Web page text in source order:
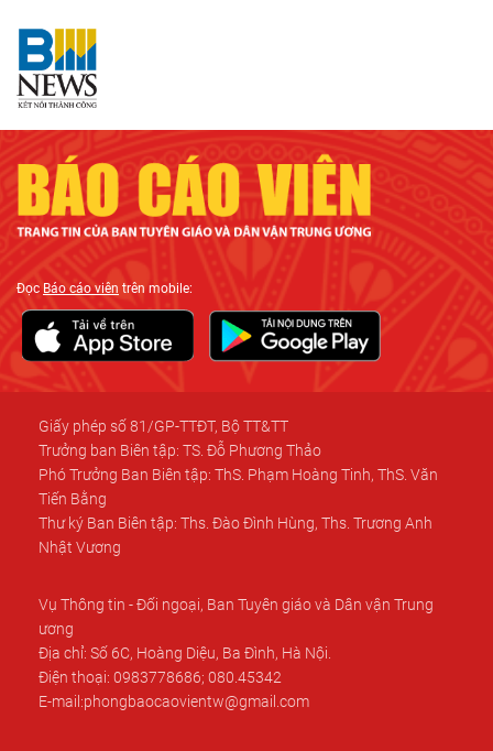
ĐọcBáo cáo viên trên mobile:
Giấy phép số 81/GP-TTĐT, Bộ TT&TT
Trưởng ban Biên tập: TS. Đỗ Phương Thảo
Phó Trưởng Ban Biên tập: ThS. Phạm Hoàng Tinh, ThS. Văn
Tiến Bằng
Thư ký Ban Biên tập: Ths. Đào Đình Hùng, Ths. Trương Anh
Nhật Vương
Vụ Thông tin - Đối ngoại, Ban Tuyên giáo và Dân vận Trung
ương
Địa chỉ: Số 6C, Hoàng Diệu, Ba Đình, Hà Nội.
Điện thoại: 0983778686; 080.45342
E-mail:phongbaocaovientw@gmail.com